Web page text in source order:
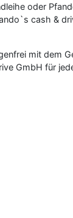
oder
cash &
mit dem
GmbH für